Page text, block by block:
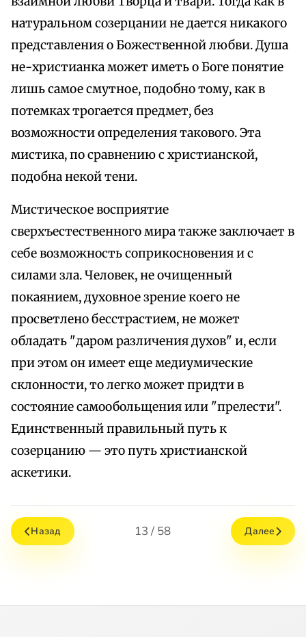
натуральном созерцании не дается никакого
представления о Божественной любви. Душа
не-христианка может иметь о Боге понятие
лишь самое смутное, подобно тому, как в
потемках трогается предмет, без
возможности определения такового. Эта
мистика, по сравнению с христианской,
подобна некой тени.
Мистическое восприятие
сверхъестественного мира также заключает в
себе возможность соприкосновения и с
силами зла. Человек, не очищенный
покаянием, духовное зрение коего не
просветлено бесстрастием, не может
обладать "даром различения духов" и, если
при этом он имеет еще медиумические
склонности, то легко может придти в
состояние самообольщения или "прелести".
Единственный правильный путь к
созерцанию — это путь христианской
аскетики.
Назад 13 / 58 Далее